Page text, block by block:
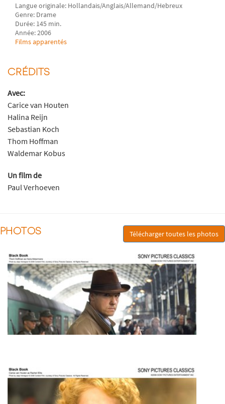
Langue originale: Hollandais/Anglais/Allemand/Hebreux
Genre: Drame
Durée: 145 min.
Année: 2006
Films apparentés
CRÉDITS
Avec:
Carice van Houten
Halina Reijn
Sebastian Koch
Thom Hoffman
Waldemar Kobus
Un film de
Paul Verhoeven
PHOTOS Télécharger toutes les photos